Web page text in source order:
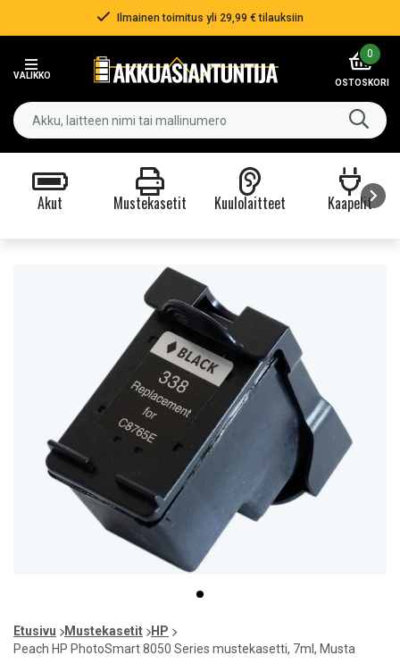
Ilmainen toimitus yli 29,99 € tilauksiin
VALIKKO
0
OSTOSKORI
Akut Mustekasetit Kuulolaitteet Kaapelit
item
of
1
Etusivu Mustekasetit
HP
Peach HP PhotoSmart 8050 Series mustekasetti, 7ml, Musta